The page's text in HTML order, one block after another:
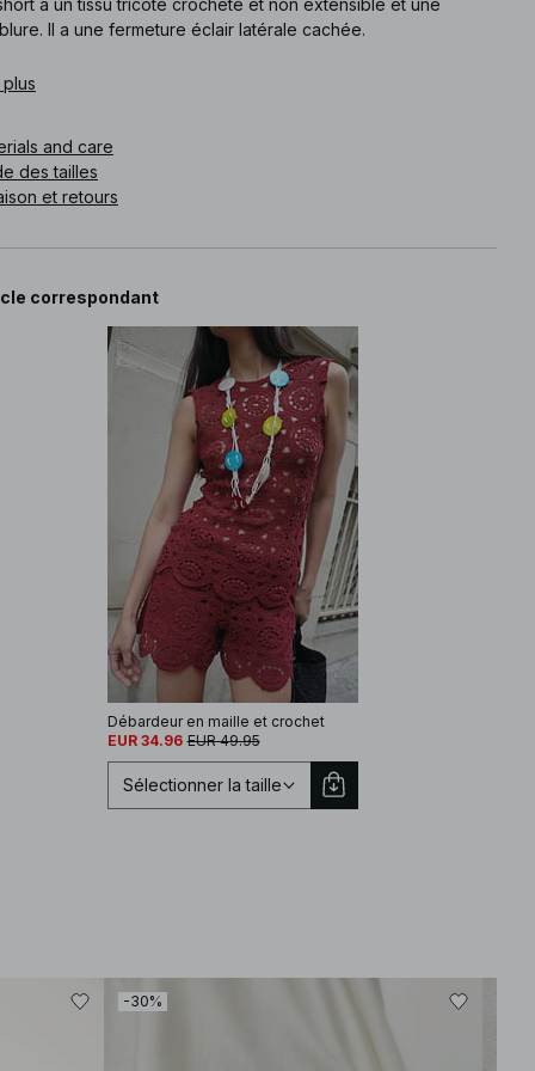
Il a une fermeture éclair latérale cachée.
article
and care
des tailles
et retours
correspondant
Débardeur en maille et crochet
EUR 34.96 EUR 49.95
EU 34
Sélectionner la taille
-30%